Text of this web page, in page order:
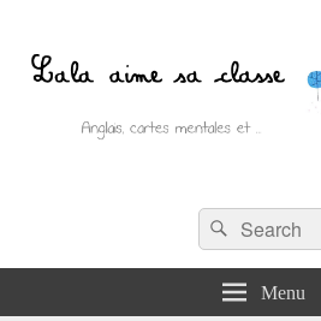
Lala aime sa classe
Anglais, cartes mentales et ….Recherche :
Rechercher
Menu